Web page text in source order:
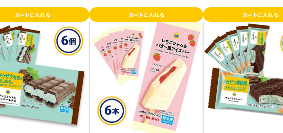
カートに入れる カートに入れる カートに入れる